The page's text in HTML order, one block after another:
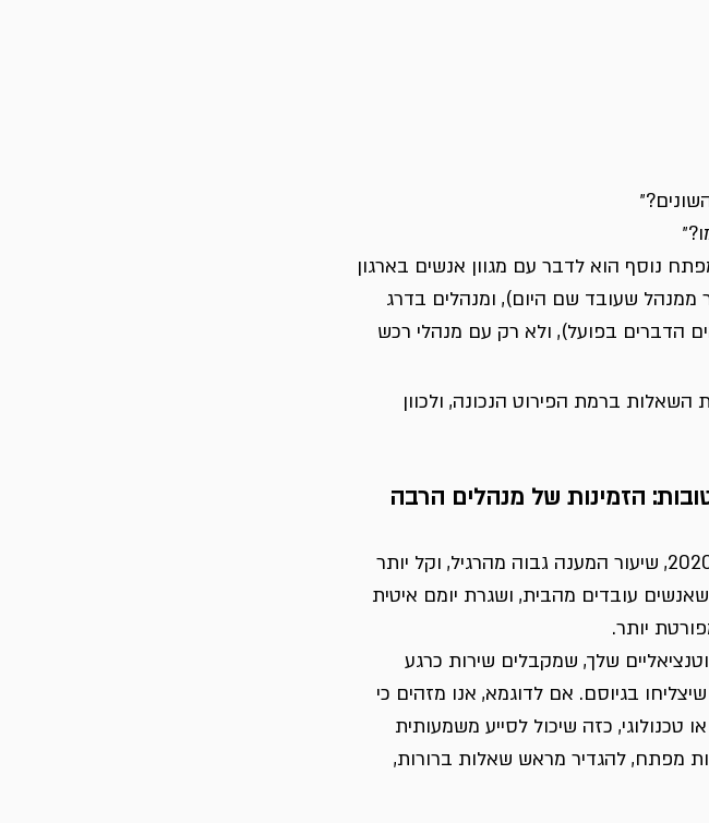
נוסף הוא לדבר עם מגוון אנשים בארגון
שעובד שם היום), ומנהלים בדרג
הדברים בפועל), ולא רק עם מנהלי רכש
ברמת הפירוט הנכונה, ולכוון
הזמינות של מנהלים הרבה
חברות מחקר מציגות נתונים שמצביעים על כך שמאפריל 2020, שיעור המענה גבוה מהרגיל, וקל יותר
עובדים מהבית, ושגרת יומם איטית
יותר.
שלך, שמקבלים שירות כרגע
בגיוסם. אם לדוגמא, אנו מזהים כי
טכנולוגי, כזה שיכול לסייע משמעותית
מפתח, להגדיר מראש שאלות ברורות,